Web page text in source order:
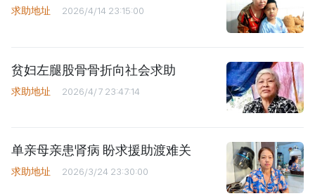
求助地址 2026/4/14 23:15:00
贫妇左腿股骨骨折向社会求助
求助地址 2026/4/7 23:47:14
单亲母亲患肾病 盼求援助渡难关
求助地址 2026/3/24 23:30:00